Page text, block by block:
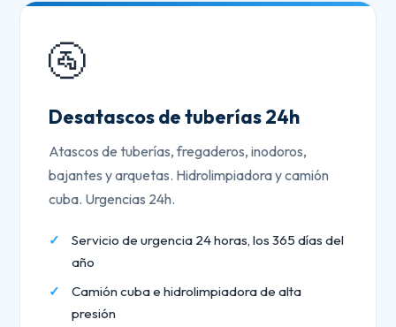
🚰
Desatascos de tuberías 24h
Atascos de tuberías, fregaderos, inodoros,
bajantes y arquetas. Hidrolimpiadora y camión
cuba. Urgencias 24h.
Servicio de urgencia 24 horas, los 365 días del
año
Camión cuba e hidrolimpiadora de alta
presión